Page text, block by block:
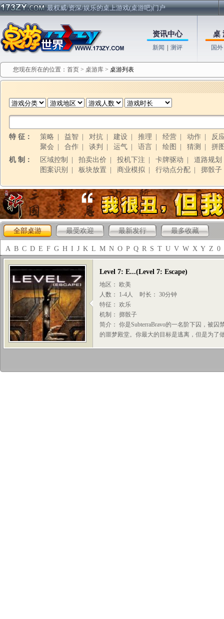
最权威/资深/娱乐的桌上游戏(桌游吧)门户
资讯中心
新闻 测评
桌
国外
您现在所在的位置： 首页 > 桌游库 > 桌游列表
特 征： 策略 益智 对抗 建设 推理 经营 动作
反
聚会
合作 谈判 运气 语言 绘图 猜测
拼
机 制：
区域控制 拍卖出价 投机下注 卡牌驱动
道路规划
图案识别
板块放置 商业模拟 行动点分配 掷骰子
全部桌游 最受欢迎 最新发行 最多收藏
A B C D E F G H I J K L M N O P Q R S T U V W X Y Z 0
Level 7: E...(Level 7: Escape)
地区： 欧美
人数： 1-4人
时长： 30分钟
特征： 欢乐
机制： 掷骰子
简介： 你是SubterraBravo的一名阶下囚，被
的噩梦殿堂。你最大的目标是逃离，但是为了